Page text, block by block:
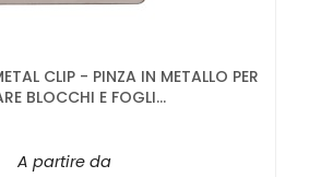
CLIP - PINZA IN METALLO PER
BLOCCHI E FOGLI...
A partire da